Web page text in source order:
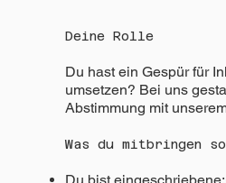
Deine Rolle
Du hast ein Gespür für
umsetzen? Bei uns
Abstimmung mit
Was du mitbringen